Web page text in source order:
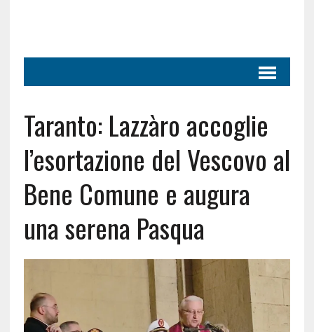
Taranto: Lazzàro accoglie
l’esortazione del Vescovo al
Bene Comune e augura
una serena Pasqua